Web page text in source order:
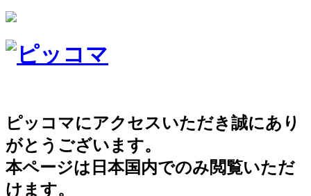
ピッコマにアクセスいただき誠にあり
がとうございます。
本ページは日本国内でのみ閲覧いただ
けます。